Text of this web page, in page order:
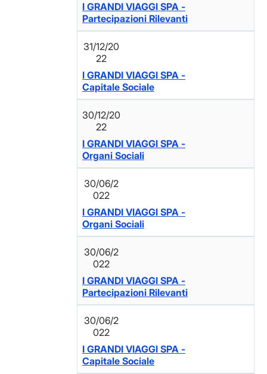
I GRANDI VIAGGI SPA -
Partecipazioni Rilevanti
31/12/20
22
I GRANDI VIAGGI SPA -
Capitale Sociale
30/12/20
22
I GRANDI VIAGGI SPA -
Organi Sociali
30/06/2
022
I GRANDI VIAGGI SPA -
Organi Sociali
30/06/2
022
I GRANDI VIAGGI SPA -
Partecipazioni Rilevanti
30/06/2
022
I GRANDI VIAGGI SPA -
Capitale Sociale